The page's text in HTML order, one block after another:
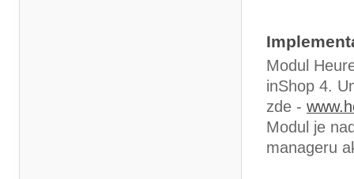
Modul
inShop 4.
zde -
Modul je
manageru